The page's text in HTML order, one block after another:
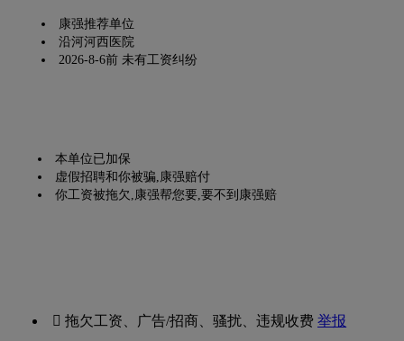
康强推荐单位
沿河河西医院
2026-8-6前 未有工资纠纷
本单位已加保
虚假招聘和你被骗,康强赔付
你工资被拖欠,康强帮您要,要不到康强赔
 拖欠工资、广告/招商、骚扰、违规收费举报